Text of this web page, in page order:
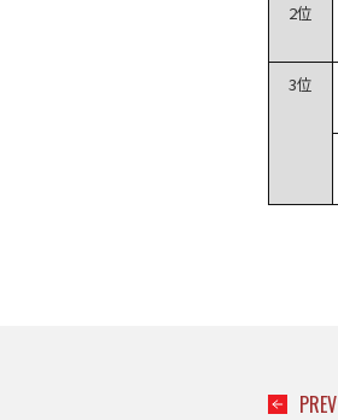
2位
3位
PREV